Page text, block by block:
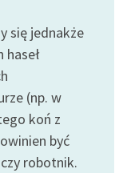
się jednakże
haseł
(np. w
koń z
być
robotnik.